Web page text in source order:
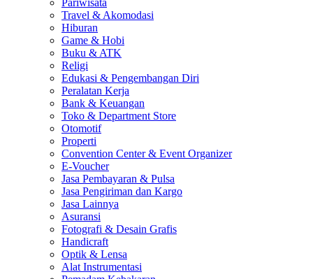
Pariwisata
Travel & Akomodasi
Hiburan
Game & Hobi
Buku & ATK
Religi
Edukasi & Pengembangan Diri
Peralatan Kerja
Bank & Keuangan
Toko & Department Store
Otomotif
Properti
Convention Center & Event Organizer
E-Voucher
Jasa Pembayaran & Pulsa
Jasa Pengiriman dan Kargo
Jasa Lainnya
Asuransi
Fotografi & Desain Grafis
Handicraft
Optik & Lensa
Alat Instrumentasi